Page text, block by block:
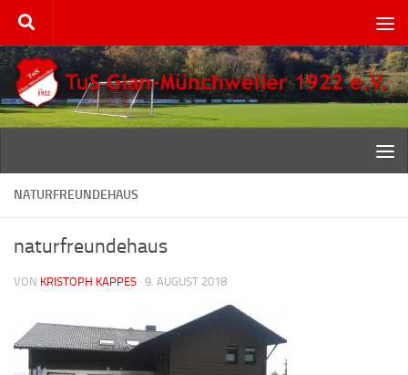
Zum Inhalt springen
NATURFREUNDEHAUS
naturfreundehaus
VON KRISTOPH KAPPES · 9. AUGUST 2018